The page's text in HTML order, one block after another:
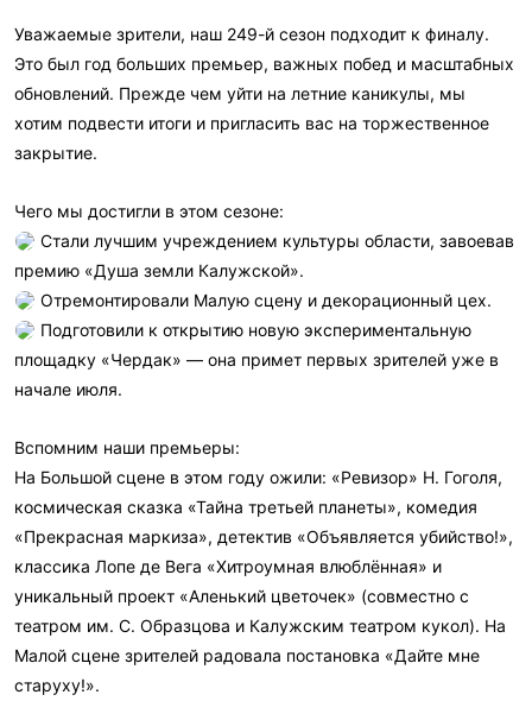
Уважаемые зрители, наш 249-й сезон подходит к финалу.
Это был год больших премьер, важных побед и масштабных
обновлений. Прежде чем уйти на летние каникулы, мы
хотим подвести итоги и пригласить вас на торжественное
закрытие.
Чего мы достигли в этом сезоне:
Стали лучшим учреждением культуры области, завоевав
премию «Душа земли Калужской».
Отремонтировали Малую сцену и декорационный цех.
Подготовили к открытию новую экспериментальную
площадку «Чердак» — она примет первых зрителей уже в
начале июля.
Вспомним наши премьеры:
На Большой сцене в этом году ожили: «Ревизор» Н. Гоголя,
космическая сказка «Тайна третьей планеты», комедия
«Прекрасная маркиза», детектив «Объявляется убийство!»,
классика Лопе де Вега «Хитроумная влюблённая» и
уникальный проект «Аленький цветочек» (совместно с
театром им. С. Образцова и Калужским театром кукол). На
Малой сцене зрителей радовала постановка «Дайте мне
старуху!».